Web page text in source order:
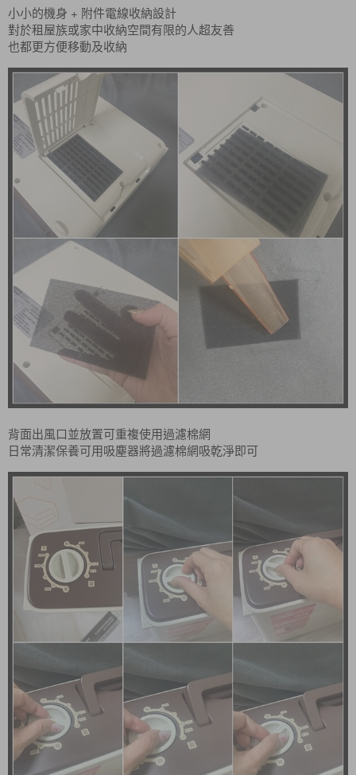
小小的機身 + 附件電線收納設計
對於租屋族或家中收納空間有限的人超友善
也都更方便移動及收納
背面出風口並放置可重複使用過濾棉網
日常清潔保養可用吸塵器將過濾棉網吸乾淨即可